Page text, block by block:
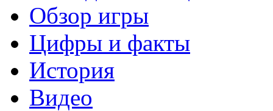
Обзор игры
Цифры и факты
История
Видео